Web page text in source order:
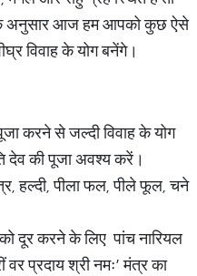
के अनुसार आज हम आपको कुछ ऐसे
विवाह के योग बनेंगे।
करने से जल्दी विवाह के योग
देव की पूजा अवश्य करें।
हल्दी, पीला फल, पीले फूल, चने
दूर करने के लिए पांच नारियल
प्रदाय श्री नमः’ मंत्र का